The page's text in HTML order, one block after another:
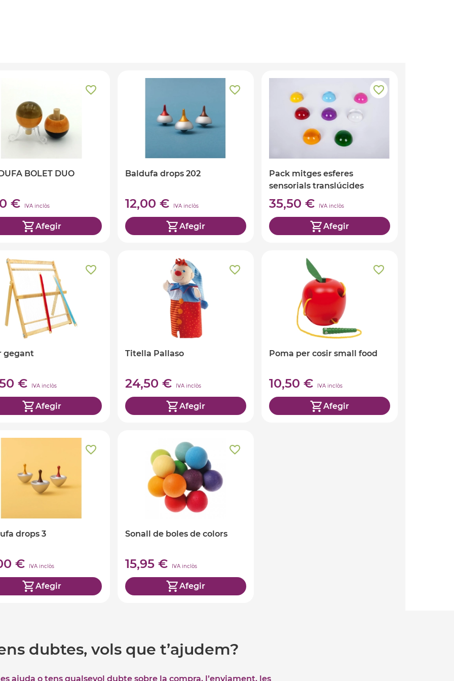
BOLET DUO
€ IVA inclòs
Afegir
Baldufa drops 202
12,00 € IVA inclòs
Afegir
Pack mitges esferes
sensorials translúcides
35,50 € IVA inclòs
Afegir
gegant
€ IVA inclòs
Afegir
Titella Pallaso
24,50 € IVA inclòs
Afegir
Poma per cosir small food
10,50 € IVA inclòs
Afegir
drops 3
€ IVA inclòs
Afegir
Sonall de boles de colors
15,95 € IVA inclòs
Afegir
dubtes, vols que t’ajudem?
ajuda o tens qualsevol dubte sobre la compra, l’enviament, les